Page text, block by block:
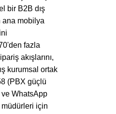
bir B2B dış
ana mobilya
fazla
akışlarını,
kurumsal ortak
(PBX güçlü
ve WhatsApp
müdürleri için